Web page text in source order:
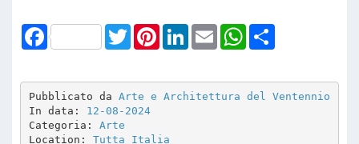
Facebook TwitterPinterestLinkedInEmail WhatsApp
Pubblicato da Arte e Architettura del Ventennio
In data: 12-08-2024
Categoria: Arte
Location: Tutta Italia